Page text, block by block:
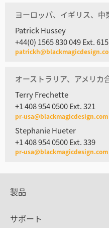
ヨーロッパ、イギリス、中
Patrick Hussey
+44(0) 1565 830 049 Ext. 615
オーストラリア、アメリカ
Terry Frechette
+1 408 954 0500 Ext. 321
pr-usa@blackmagicdesign.com
Stephanie Hueter
+1 408 954 0500 Ext. 339
pr-usa@blackmagicdesign.com
製品
DaVinci Resolve/Fusion
サポート